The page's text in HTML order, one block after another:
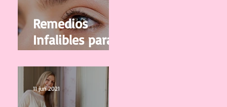
Remedios
Infalibles para
que tus Cejas
vuelvan a
Crecer
11 jun 2021